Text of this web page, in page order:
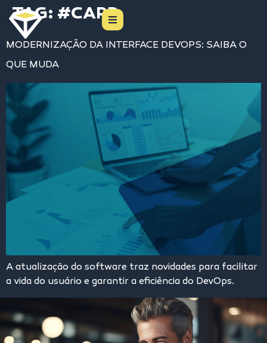
TAG: #CARD
MODERNIZAÇÃO DA INTERFACE DEVOPS: SAIBA O
QUE MUDA
A atualização do software traz novidades para facilitar
a vida do usuário e garantir a eficiência do DevOps.